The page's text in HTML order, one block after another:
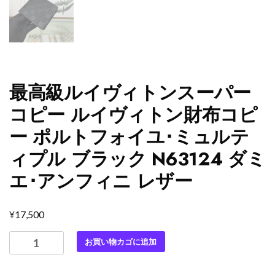
最高級ルイヴィトンスーパー
コピー ルイヴィトン財布コピ
ー ポルトフォイユ･ミュルテ
ィプル ブラック N63124 ダミ
エ･アンフィニ レザー
¥17,500
高
お買い物カゴに追加